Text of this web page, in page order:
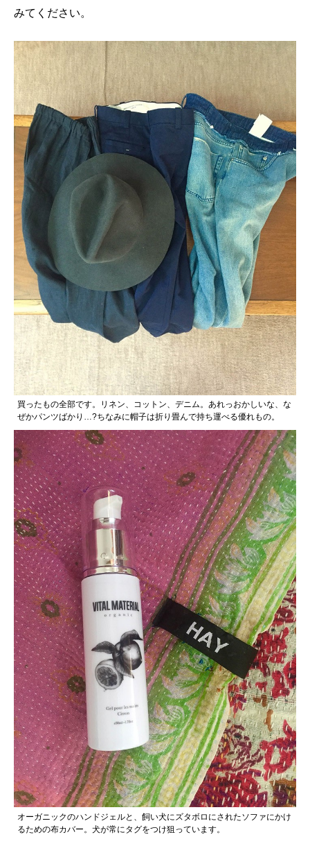
みてください。
買ったもの全部です。リネン、コットン、デニム。あれっおかしいな、な
ぜかパンツばかり…?ちなみに帽子は折り畳んで持ち運べる優れもの。
オーガニックのハンドジェルと、飼い犬にズタボロにされたソファにかけ
るための布カバー。犬が常にタグをつけ狙っています。